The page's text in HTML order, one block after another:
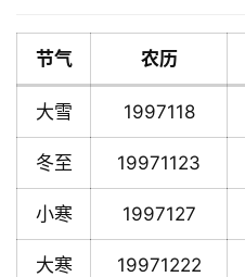
节气 农历
大雪 1997118
冬至 19971123
小寒 1997127
大寒 19971222